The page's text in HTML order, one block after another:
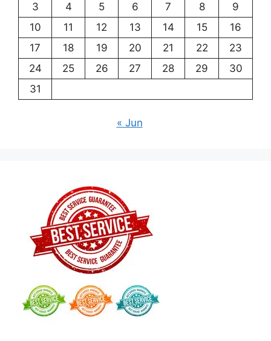
3
4 5 6 7 8
9
10
11 12 13 14 15
16
17
18 19 20 21 22
23
24
25 26 27 28 29
30
31
« Jun